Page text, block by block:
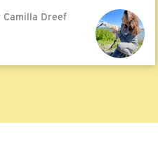
meer
Camilla Dreef